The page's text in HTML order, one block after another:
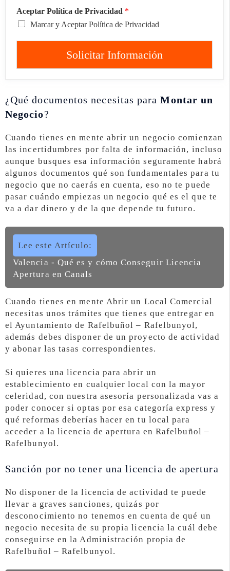
Aceptar Política de Privacidad *
Marcar y Aceptar Política de Privacidad
Solicitar Información
¿Qué documentos necesitas paraMontar un
Negocio?
Cuando tienes en mente abrir un negocio comienzan
las incertidumbres por falta de información, incluso
aunque busques esa información seguramente habrá
algunos documentos qué son fundamentales para tu
negocio que no caerás en cuenta, eso no te puede
pasar cuándo empiezas un negocio qué es el que te
va a dar dinero y de la que depende tu futuro.
Lee este Artículo:
Valencia - Qué es y cómo Conseguir Licencia
Apertura en Canals
Cuando tienes en mente Abrir un Local Comercial
necesitas unos trámites que tienes que entregar en
el Ayuntamiento de Rafelbuñol – Rafelbunyol,
además debes disponer de un proyecto de actividad
y abonar las tasas correspondientes.
Si quieres una licencia para abrir un
establecimiento en cualquier local con la mayor
celeridad, con nuestra asesoría personalizada vas a
poder conocer si optas por esa categoría express y
qué reformas deberías hacer en tu local para
acceder a la licencia de apertura en Rafelbuñol –
Rafelbunyol.
Sanción por no tener una licencia de apertura
No disponer de la licencia de actividad te puede
llevar a graves sanciones, quizás por
desconocimiento no tenemos en cuenta de qué un
negocio necesita de su propia licencia la cuál debe
conseguirse en la Administración propia de
Rafelbuñol – Rafelbunyol.